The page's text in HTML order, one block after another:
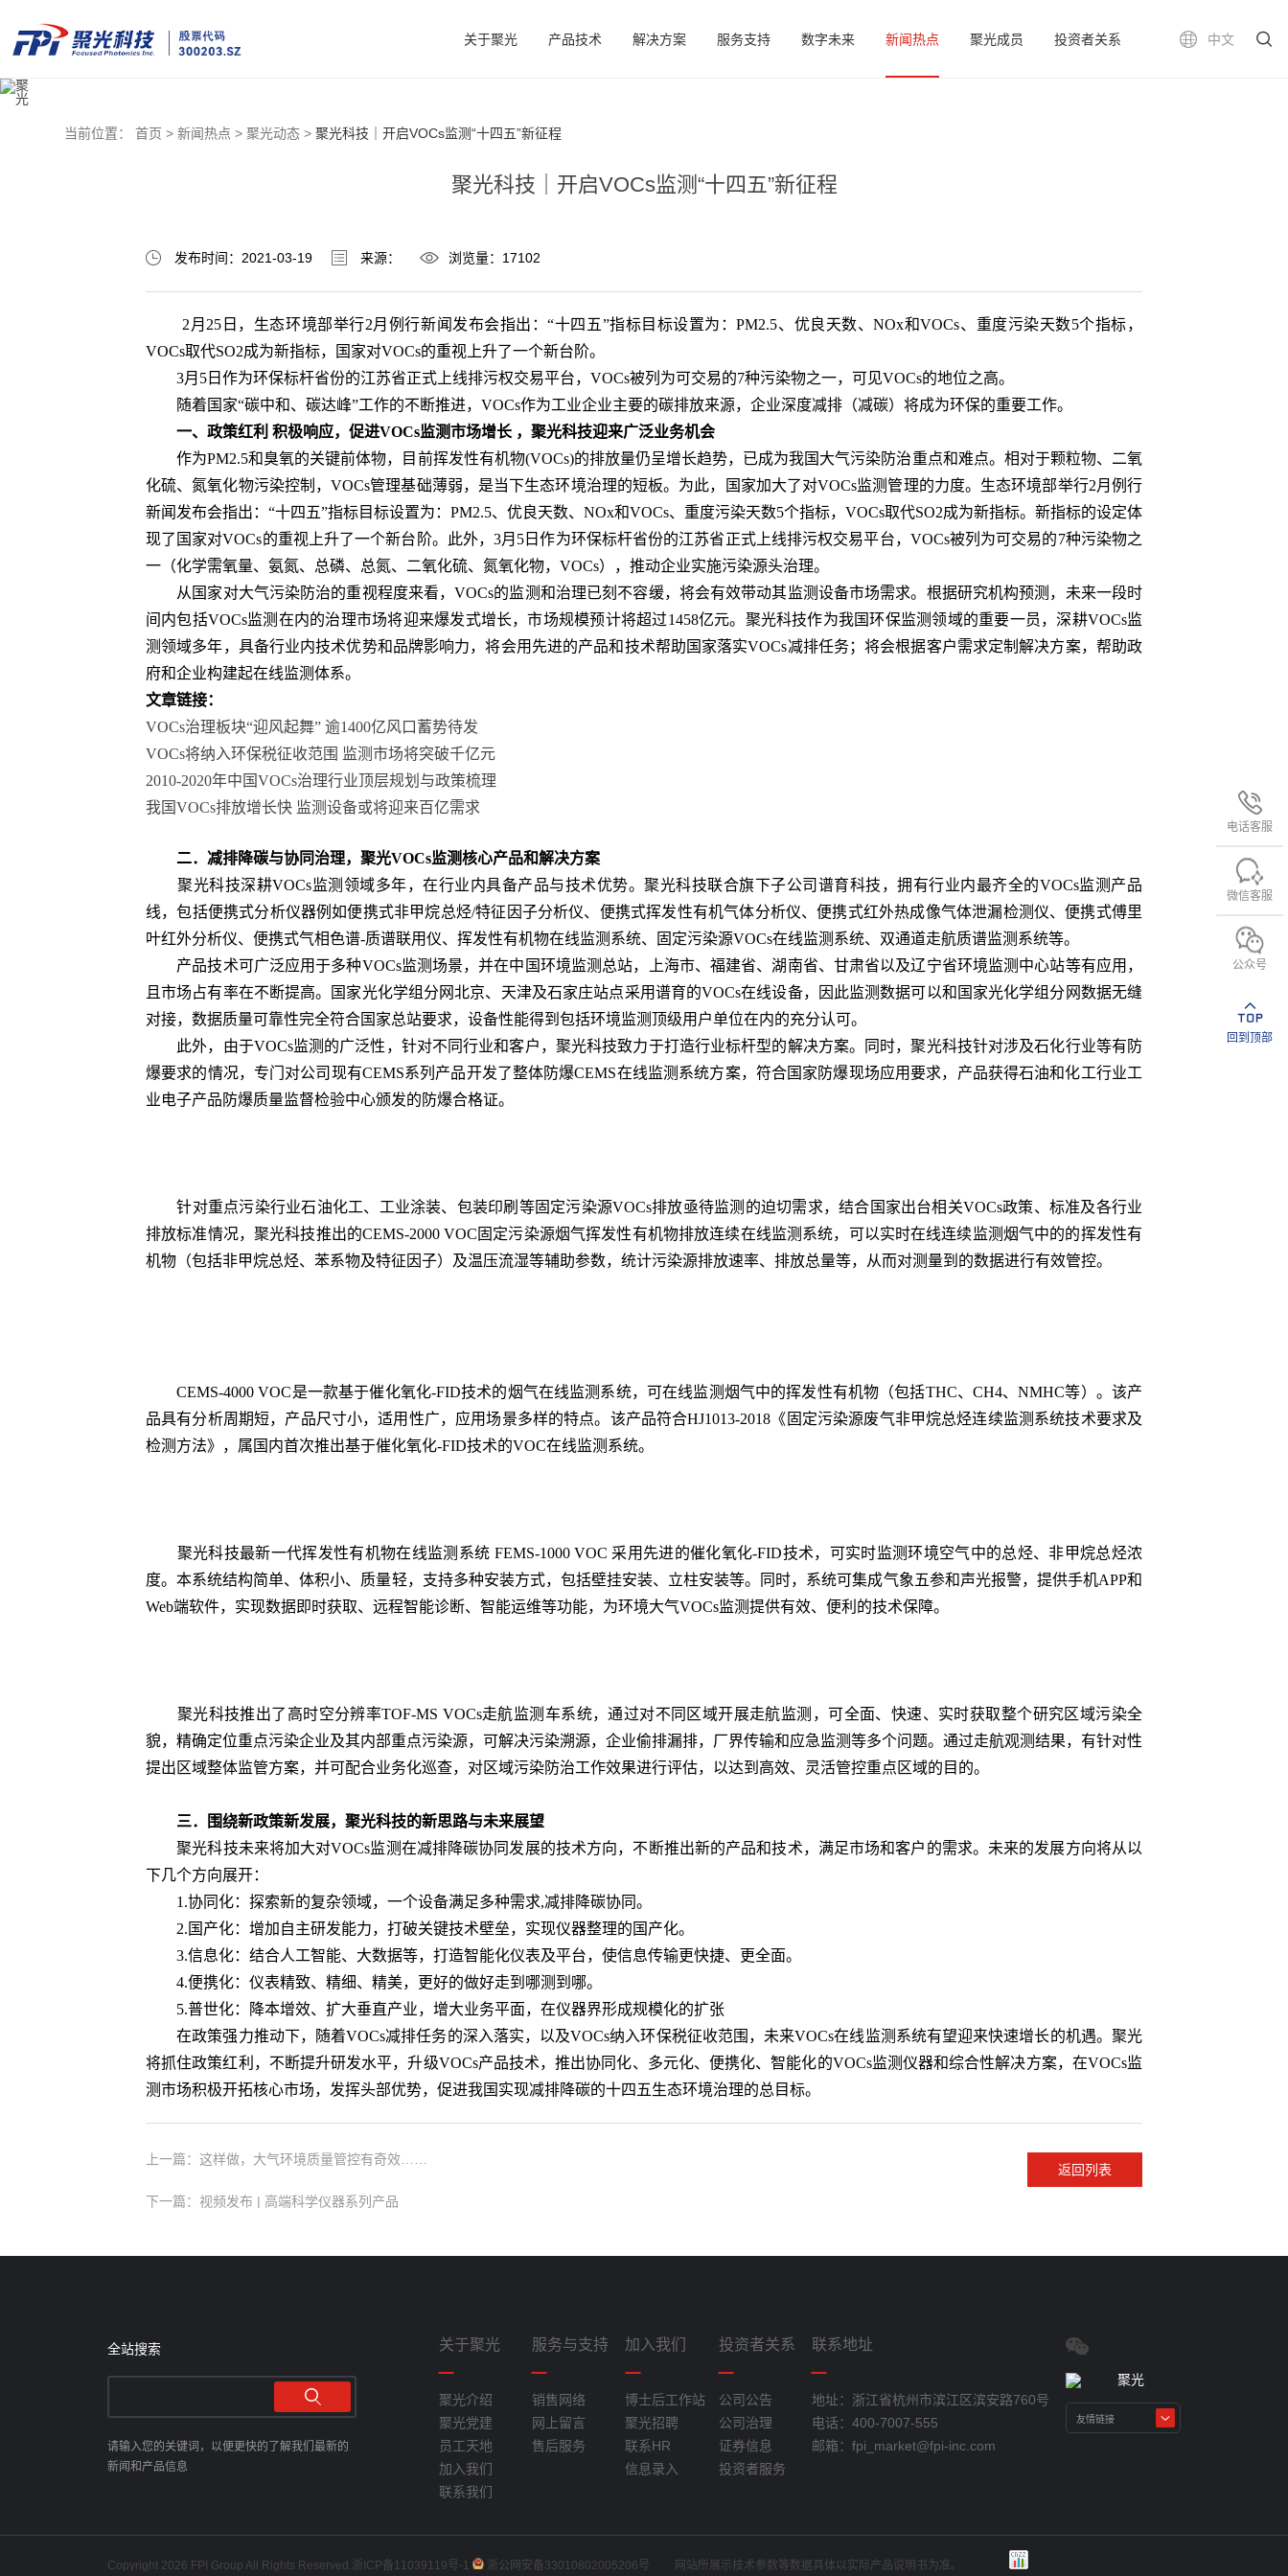
中文
关于聚光 产品技术 解决方案 服务支持 数字未来 新闻热点 聚光成员 投资者关系
电话客服
微信客服
公众号
回到顶部
当前位置： 首页 > 新闻热点 > 聚光动态 > 聚光科技｜开启VOCs监测“十四五”新征程
聚光科技｜开启VOCs监测“十四五”新征程
发布时间：2021-03-19 来源： 浏览量：17102
2月25日，生态环境部举行2月例行新闻发布会指出：“十四五”指标目标设置为：PM2.5、优良天数、NOx和VOCs、重度污染天数5个指标，
VOCs取代SO2成为新指标，国家对VOCs的重视上升了一个新台阶。
3月5日作为环保标杆省份的江苏省正式上线排污权交易平台，VOCs被列为可交易的7种污染物之一，可见VOCs的地位之高。
随着国家“碳中和、碳达峰”工作的不断推进，VOCs作为工业企业主要的碳排放来源，企业深度减排（减碳）将成为环保的重要工作。
一、政策红利 积极响应，促进VOCs监测市场增长 ，聚光科技迎来广泛业务机会
作为PM2.5和臭氧的关键前体物，目前挥发性有机物(VOCs)的排放量仍呈增长趋势，已成为我国大气污染防治重点和难点。相对于颗粒物、二氧
化硫、氮氧化物污染控制，VOCs管理基础薄弱，是当下生态环境治理的短板。为此，国家加大了对VOCs监测管理的力度。生态环境部举行2月例行
新闻发布会指出：“十四五”指标目标设置为：PM2.5、优良天数、NOx和VOCs、重度污染天数5个指标，VOCs取代SO2成为新指标。新指标的设定体
现了国家对VOCs的重视上升了一个新台阶。此外，3月5日作为环保标杆省份的江苏省正式上线排污权交易平台，VOCs被列为可交易的7种污染物之
一（化学需氧量、氨氮、总磷、总氮、二氧化硫、氮氧化物，VOCs），推动企业实施污染源头治理。
从国家对大气污染防治的重视程度来看，VOCs的监测和治理已刻不容缓，将会有效带动其监测设备市场需求。根据研究机构预测，未来一段时
间内包括VOCs监测在内的治理市场将迎来爆发式增长，市场规模预计将超过1458亿元。聚光科技作为我国环保监测领域的重要一员，深耕VOCs监
测领域多年，具备行业内技术优势和品牌影响力，将会用先进的产品和技术帮助国家落实VOCs减排任务；将会根据客户需求定制解决方案，帮助政
府和企业构建起在线监测体系。
文章链接：
VOCs治理板块“迎风起舞” 逾1400亿风口蓄势待发
VOCs将纳入环保税征收范围 监测市场将突破千亿元
2010-2020年中国VOCs治理行业顶层规划与政策梳理
我国VOCs排放增长快 监测设备或将迎来百亿需求
二．减排降碳与协同治理，聚光VOCs监测核心产品和解决方案
聚光科技深耕VOCs监测领域多年，在行业内具备产品与技术优势。聚光科技联合旗下子公司谱育科技，拥有行业内最齐全的VOCs监测产品
线，包括便携式分析仪器例如便携式非甲烷总烃/特征因子分析仪、便携式挥发性有机气体分析仪、便携式红外热成像气体泄漏检测仪、便携式傅里
叶红外分析仪、便携式气相色谱-质谱联用仪、挥发性有机物在线监测系统、固定污染源VOCs在线监测系统、双通道走航质谱监测系统等。
产品技术可广泛应用于多种VOCs监测场景，并在中国环境监测总站，上海市、福建省、湖南省、甘肃省以及辽宁省环境监测中心站等有应用，
且市场占有率在不断提高。国家光化学组分网北京、天津及石家庄站点采用谱育的VOCs在线设备，因此监测数据可以和国家光化学组分网数据无缝
对接，数据质量可靠性完全符合国家总站要求，设备性能得到包括环境监测顶级用户单位在内的充分认可。
此外，由于VOCs监测的广泛性，针对不同行业和客户，聚光科技致力于打造行业标杆型的解决方案。同时，聚光科技针对涉及石化行业等有防
爆要求的情况，专门对公司现有CEMS系列产品开发了整体防爆CEMS在线监测系统方案，符合国家防爆现场应用要求，产品获得石油和化工行业工
业电子产品防爆质量监督检验中心颁发的防爆合格证。
针对重点污染行业石油化工、工业涂装、包装印刷等固定污染源VOCs排放亟待监测的迫切需求，结合国家出台相关VOCs政策、标准及各行业
排放标准情况，聚光科技推出的CEMS-2000 VOC固定污染源烟气挥发性有机物排放连续在线监测系统，可以实时在线连续监测烟气中的的挥发性有
机物（包括非甲烷总烃、苯系物及特征因子）及温压流湿等辅助参数，统计污染源排放速率、排放总量等，从而对测量到的数据进行有效管控。
CEMS-4000 VOC是一款基于催化氧化-FID技术的烟气在线监测系统，可在线监测烟气中的挥发性有机物（包括THC、CH4、NMHC等）。该产
品具有分析周期短，产品尺寸小，适用性广，应用场景多样的特点。该产品符合HJ1013-2018《固定污染源废气非甲烷总烃连续监测系统技术要求及
检测方法》，属国内首次推出基于催化氧化-FID技术的VOC在线监测系统。
聚光科技最新一代挥发性有机物在线监测系统 FEMS-1000 VOC 采用先进的催化氧化-FID技术，可实时监测环境空气中的总烃、非甲烷总烃浓
度。本系统结构简单、体积小、质量轻，支持多种安装方式，包括壁挂安装、立柱安装等。同时，系统可集成气象五参和声光报警，提供手机APP和
Web端软件，实现数据即时获取、远程智能诊断、智能运维等功能，为环境大气VOCs监测提供有效、便利的技术保障。
聚光科技推出了高时空分辨率TOF-MS VOCs走航监测车系统，通过对不同区域开展走航监测，可全面、快速、实时获取整个研究区域污染全
貌，精确定位重点污染企业及其内部重点污染源，可解决污染溯源，企业偷排漏排，厂界传输和应急监测等多个问题。通过走航观测结果，有针对性
提出区域整体监管方案，并可配合业务化巡查，对区域污染防治工作效果进行评估，以达到高效、灵活管控重点区域的目的。
三．围绕新政策新发展，聚光科技的新思路与未来展望
聚光科技未来将加大对VOCs监测在减排降碳协同发展的技术方向，不断推出新的产品和技术，满足市场和客户的需求。未来的发展方向将从以
下几个方向展开：
1.协同化：探索新的复杂领域，一个设备满足多种需求,减排降碳协同。
2.国产化：增加自主研发能力，打破关键技术壁垒，实现仪器整理的国产化。
3.信息化：结合人工智能、大数据等，打造智能化仪表及平台，使信息传输更快捷、更全面。
4.便携化：仪表精致、精细、精美，更好的做好走到哪测到哪。
5.普世化：降本增效、扩大垂直产业，增大业务平面，在仪器界形成规模化的扩张
在政策强力推动下，随着VOCs减排任务的深入落实，以及VOCs纳入环保税征收范围，未来VOCs在线监测系统有望迎来快速增长的机遇。聚光
将抓住政策红利，不断提升研发水平，升级VOCs产品技术，推出协同化、多元化、便携化、智能化的VOCs监测仪器和综合性解决方案，在VOCs监
测市场积极开拓核心市场，发挥头部优势，促进我国实现减排降碳的十四五生态环境治理的总目标。
上一篇：这样做，大气环境质量管控有奇效……
下一篇：视频发布 | 高端科学仪器系列产品
返回列表
全站搜索
请输入您的关键词，以便更快的了解我们最新的
新闻和产品信息
关于聚光
聚光介绍
聚光党建
员工天地
加入我们
联系我们
服务与支持
销售网络
网上留言
售后服务
加入我们
博士后工作站
聚光招聘
联系HR
信息录入
投资者关系
公司公告
公司治理
证券信息
投资者服务
联系地址
地址：浙江省杭州市滨江区滨安路760号
电话：400-7007-555
邮箱：fpi_market@fpi-inc.com
Copyright 2026 FPI Group All Rights Reserved.浙ICP备11039119号-1 浙公网安备33010802005206号 网站所展示技术参数等数据具体以实际产品说明书为准。